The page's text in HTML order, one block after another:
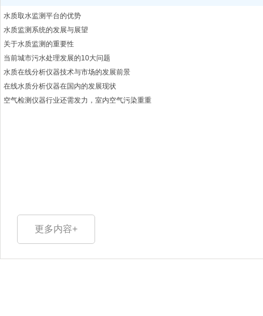
水质取水监测平台的优势
水质监测系统的发展与展望
关于水质监测的重要性
当前城市污水处理发展的10大问题
水质在线分析仪器技术与市场的发展前景
在线水质分析仪器在国内的发展现状
空气检测仪器行业还需发力，室内空气污染重重
更多内容+